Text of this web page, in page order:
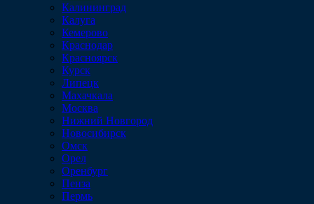
Калининград
Калуга
Кемерово
Краснодар
Красноярск
Курск
Липецк
Махачкала
Москва
Нижний Новгород
Новосибирск
Омск
Орел
Оренбург
Пенза
Пермь